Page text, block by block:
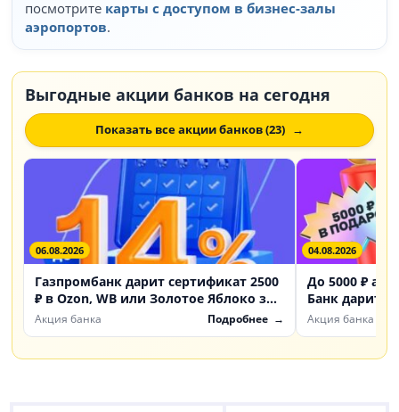
посмотрите карты с доступом в бизнес-залы
аэропортов.
Выгодные акции банков на сегодня
Показать все акции банков (23)
06.08.2026
Газпромбанк дарит сертификат 2500
₽ в Ozon, WB или Золотое Яблоко за
счет «Доходный»
Акция банка Подробнее
04.08.2026
До 5000 ₽
Банк дарит
инвестиции
Акция банка